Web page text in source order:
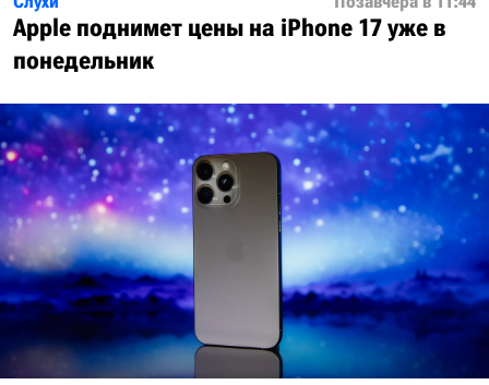
Apple поднимет цены на iPhone 17 уже в
понедельник